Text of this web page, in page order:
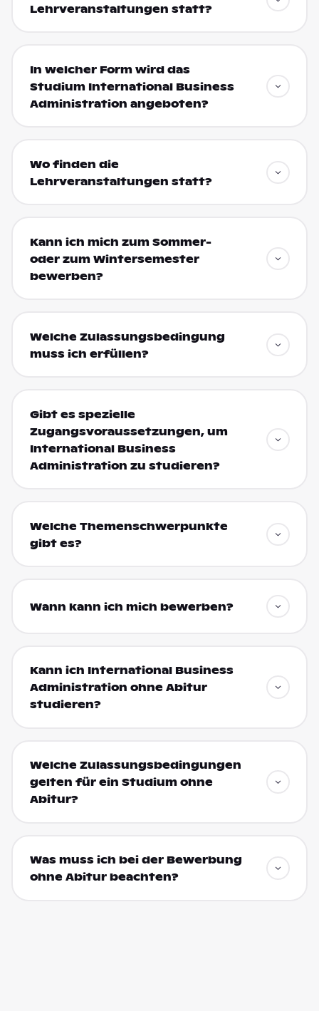
Lehrveranstaltungen statt?
In welcher Form wird das
Studium International Business
Administration angeboten?
Wo finden die
Lehrveranstaltungen statt?
Kann ich mich zum Sommer-
oder zum Wintersemester
bewerben?
Welche Zulassungsbedingung
muss ich erfüllen?
Gibt es spezielle
Zugangsvoraussetzungen, um
International Business
Administration zu studieren?
Welche Themenschwerpunkte
gibt es?
Wann kann ich mich bewerben?
Kann ich International Business
Administration ohne Abitur
studieren?
Welche Zulassungsbedingungen
gelten für ein Studium ohne
Abitur?
Was muss ich bei der Bewerbung
ohne Abitur beachten?